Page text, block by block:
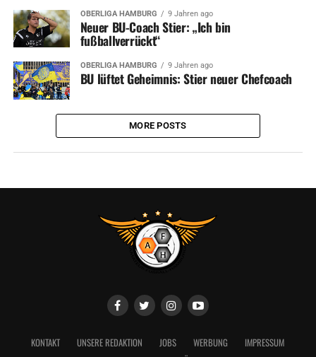
OBERLIGA HAMBURG 9 Jahren ago
Neuer BU-Coach Stier: „Ich bin
fußballverrückt“
OBERLIGA HAMBURG 9 Jahren ago
BU lüftet Geheimnis: Stier neuer Chefcoach
MORE POSTS
KONTAKT UNSERE REDAKTION JOBS WERBUNG
IMPRESSUM